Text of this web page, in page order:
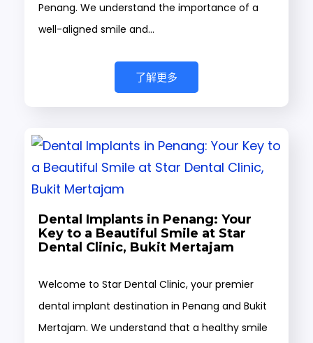
Penang. We understand the importance of a
well-aligned smile and…
了解更多
Dental Implants in Penang: Your
Key to a Beautiful Smile at Star
Dental Clinic, Bukit Mertajam
Welcome to Star Dental Clinic, your premier
dental implant destination in Penang and Bukit
Mertajam. We understand that a healthy smile